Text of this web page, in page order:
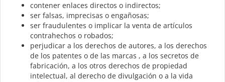
contener enlaces directos o indirectos;
ser falsas, imprecisas o engañosas;
ser fraudulentes o implicar la venta de artículos
contrahechos o robados;
perjudicar a los derechos de autores, a los derechos
de los patentes o de las marcas , a los secretos de
fabricación, a los otros derechos de propiedad
intelectual, al derecho de divulgación o a la vida